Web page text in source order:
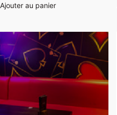
Ajouter au panier